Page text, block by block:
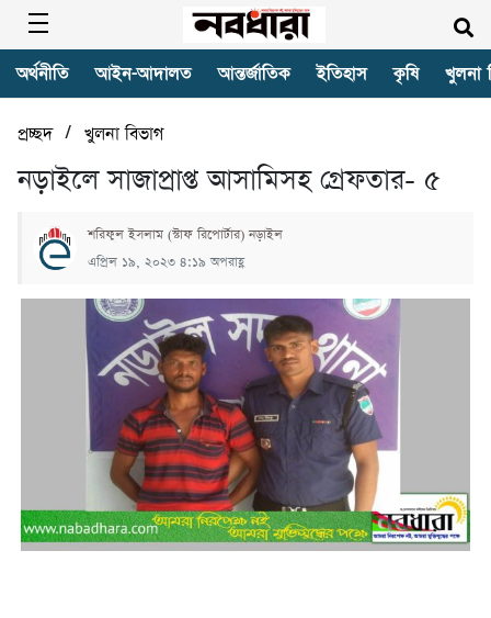
অর্থনীতি আইন-আদালত আন্তর্জাতিক ইতিহাস কৃষি খুলনা
প্রচ্ছদ/ খুলনা বিভাগ
নড়াইলে সাজাপ্রাপ্ত আসামিসহ গ্রেফতার- ৫
শরিফুল ইসলাম (স্টাফ রিপোর্টার) নড়াইল
এপ্রিল ১৯, ২০২৩ ৪:১৯ অপরাহ্ণ